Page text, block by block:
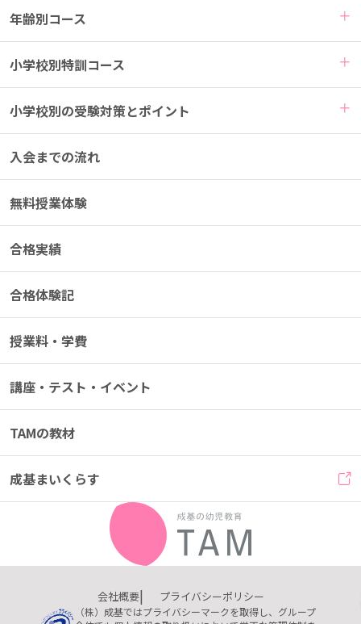
年齢別コース
小学校別特訓コース
小学校別の受験対策とポイント
入会までの流れ
無料授業体験
合格実績
合格体験記
授業料・学費
講座・テスト・イベント
TAMの教材
成基まいくらす
会社概要 プライバシーポリシー
（株）成基ではプライバシーマークを取得し、グループ